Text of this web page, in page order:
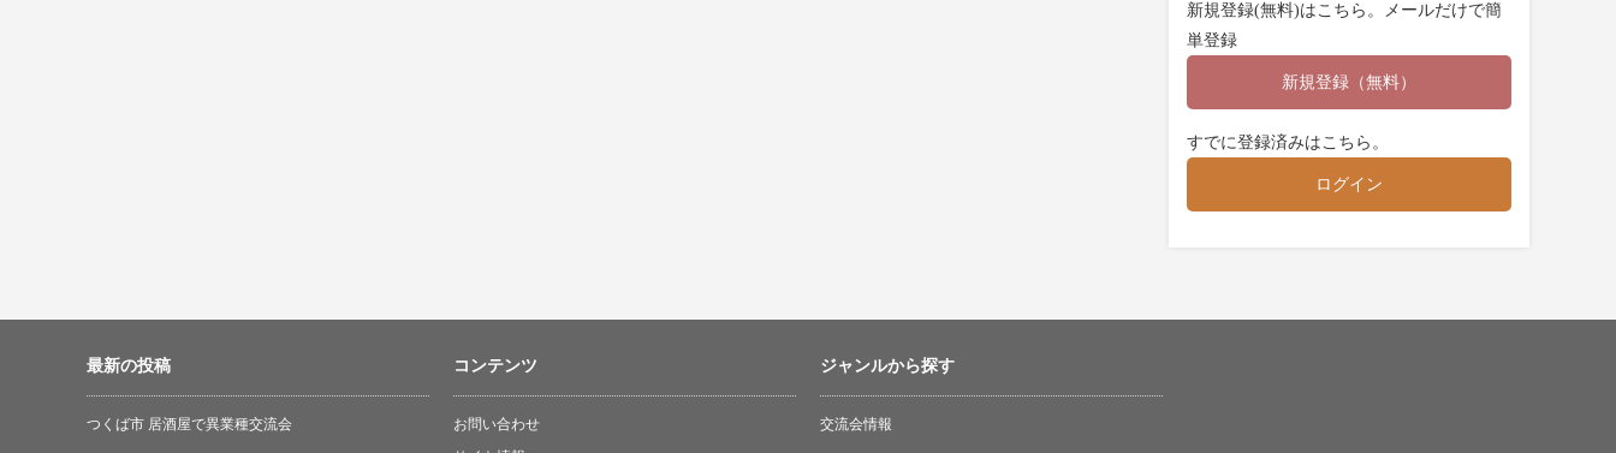
新規登録(無料)はこちら。メールだけで簡
単登録
新規登録（無料）
すでに登録済みはこちら。
ログイン
最新の投稿
つくば市 居酒屋で異業種交流会
コンテンツ
お問い合わせ
ジャンルから探す
交流会情報